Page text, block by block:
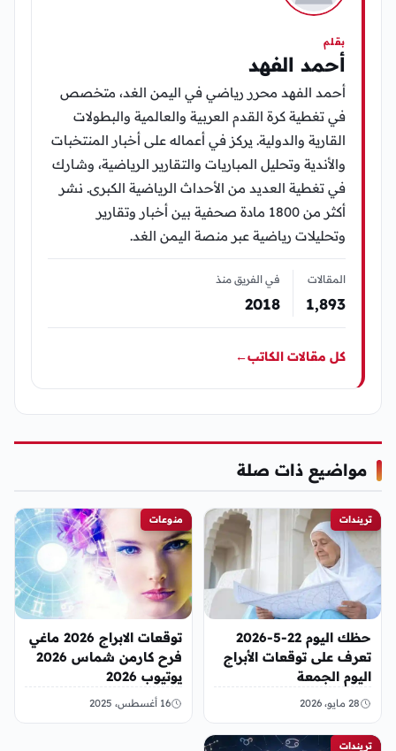
بقلم
أحمد الفهد
أحمد الفهد محرر رياضي في اليمن الغد، متخصص
في تغطية كرة القدم العربية والعالمية والبطولات
القارية والدولية. يركز في أعماله على أخبار المنتخبات
والأندية وتحليل المباريات والتقارير الرياضية، وشارك
في تغطية العديد من الأحداث الرياضية الكبرى. نشر
أكثر من 1800 مادة صحفية بين أخبار وتقارير
وتحليلات رياضية عبر منصة اليمن الغد.
المقالات
1٬893
في الفريق منذ
2018
كل مقالات الكاتب←
مواضيع ذات صلة
تريندات
حظك اليوم 22-5-2026
تعرف على توقعات الأبراج
اليوم الجمعة
28 مايو، 2026
منوعات
توقعات الابراج 2026 ماغي
فرح كارمن شماس 2026
يوتيوب 2026
16 أغسطس، 2025
تريندات